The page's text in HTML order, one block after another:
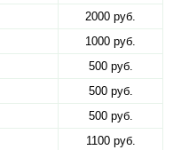
2000 руб.
1000 руб.
500 руб.
500 руб.
500 руб.
1100 руб.